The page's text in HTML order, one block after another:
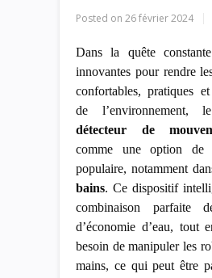
Posted on 26 février 2024
Dans la quête
innovantes pour rendre
confortables, pratiques et
de l’environnement,
détecteur de
comme une option de
populaire, notamment
bains. Ce dispositif
combinaison parfaite
d’économie d’eau, tout
besoin de manipuler les
mains, ce qui peut être